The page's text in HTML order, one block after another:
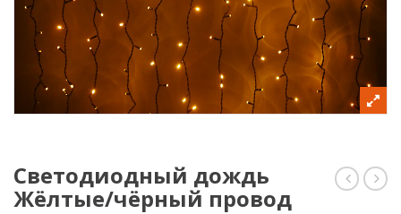
дождь
Светодиодный дождь
Жёлтые/чёрный провод